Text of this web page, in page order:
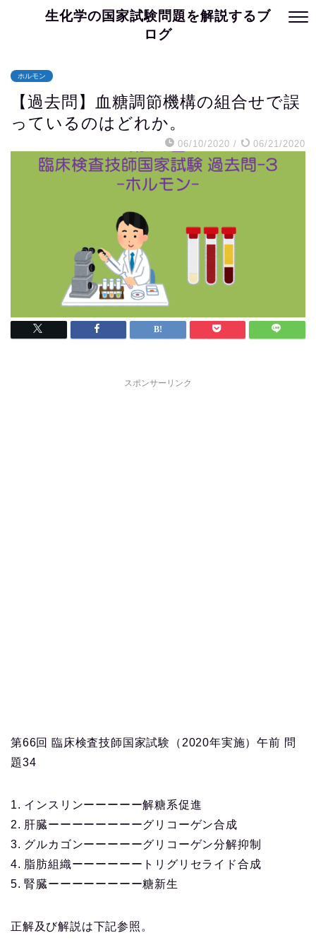
生化学の国家試験問題を解説するブ
ログ
ホルモン
【過去問】血糖調節機構の組合せで誤
っているのはどれか。
06/10/2020 / 06/21/2020
スポンサーリンク
第66回 臨床検査技師国家試験（2020年実施）午前 問
題34
1. インスリンーーーーー解糖系促進
2. 肝臓ーーーーーーーーグリコーゲン合成
3. グルカゴンーーーーーグリコーゲン分解抑制
4. 脂肪組織ーーーーーートリグリセライド合成
5. 腎臓ーーーーーーーー糖新生
正解及び解説は下記参照。